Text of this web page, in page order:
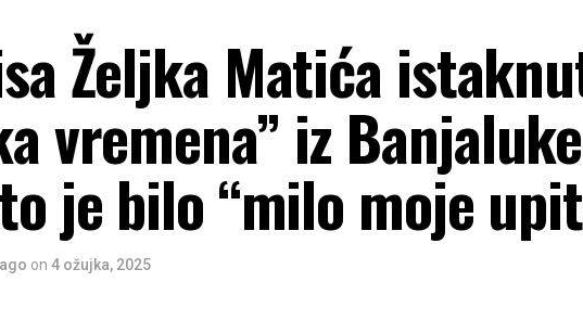
Željka Matića
vremena” iz
je bilo “milo moje
on 4 ožujka, 2025